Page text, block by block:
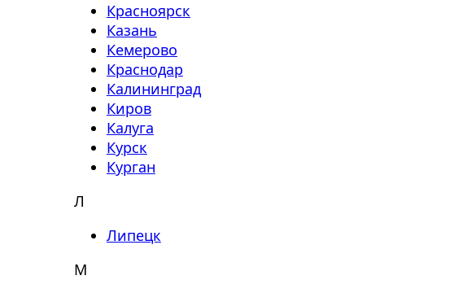
Красноярск
Казань
Кемерово
Краснодар
Калининград
Киров
Калуга
Курск
Курган
Л
Липецк
М